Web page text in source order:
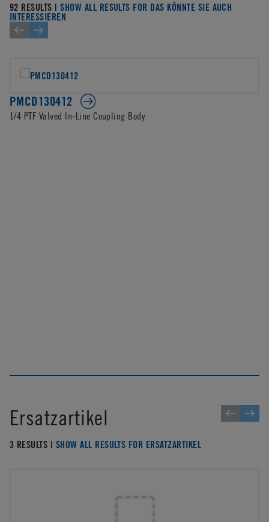
92 RESULTS |SHOW ALL RESULTS FOR DAS KÖNNTE SIE AUCH
INTERESSIEREN
PMCD130412
1/4 PTF Valved In-Line Coupling Body
Ersatzartikel
3 RESULTS | SHOW ALL RESULTS FOR ERSATZARTIKEL